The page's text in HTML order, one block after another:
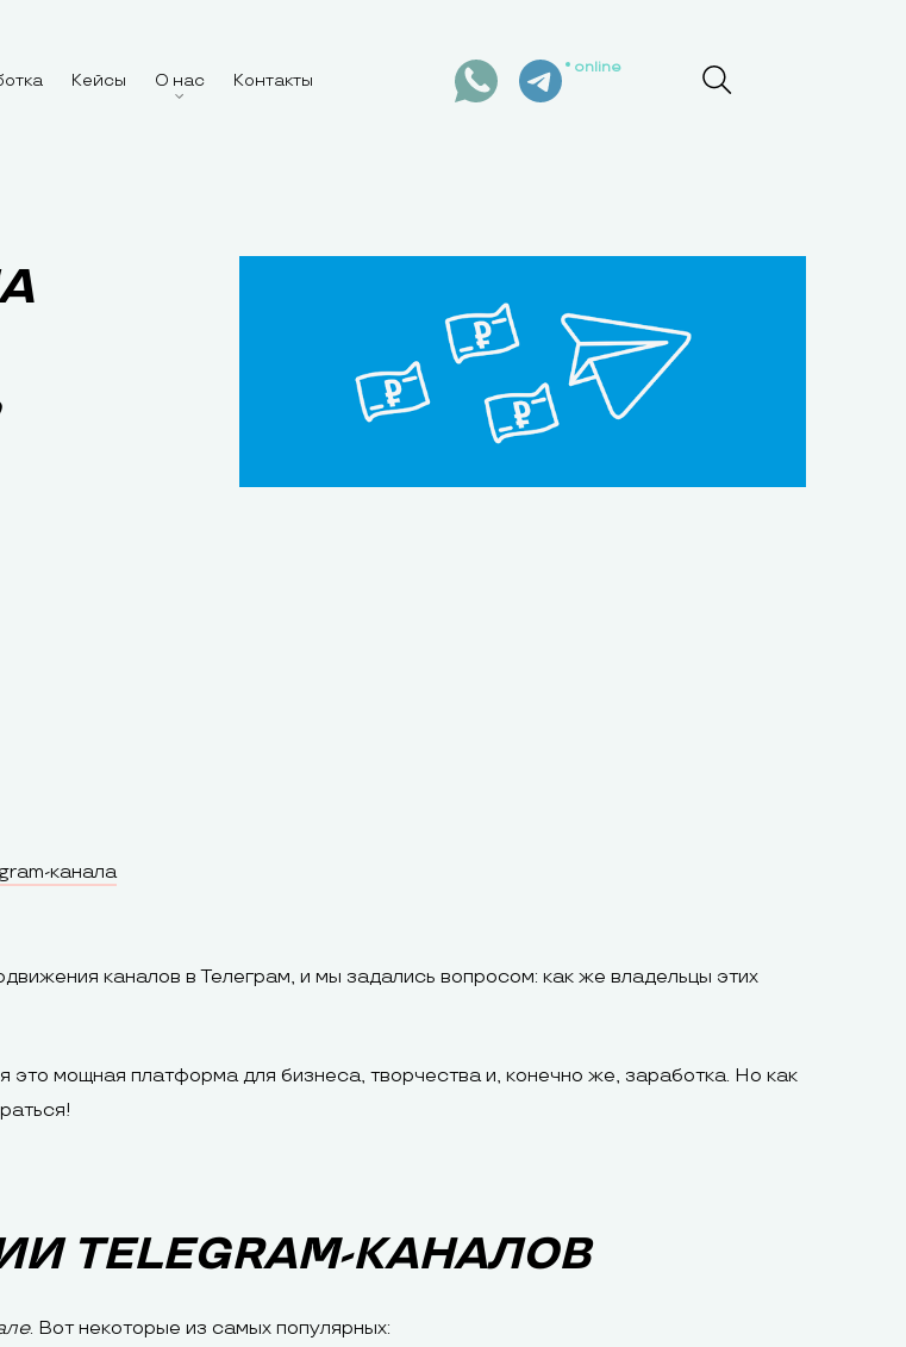
Кейсы О нас Контакты
online
канала
каналов в Телеграм, и мы задались вопросом: как же владельцы этих
мощная платформа для бизнеса, творчества и, конечно же, заработка. Но как
TELEGRAM-КАНАЛОВ
. Вот некоторые из самых популярных: